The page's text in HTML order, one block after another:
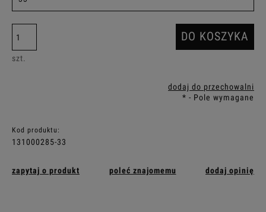
szt.
DO KOSZYKA
dodaj do przechowalni
* - Pole wymagane
Kod produktu:
131000285-33
zapytaj o produkt poleć znajomemu dodaj opinię